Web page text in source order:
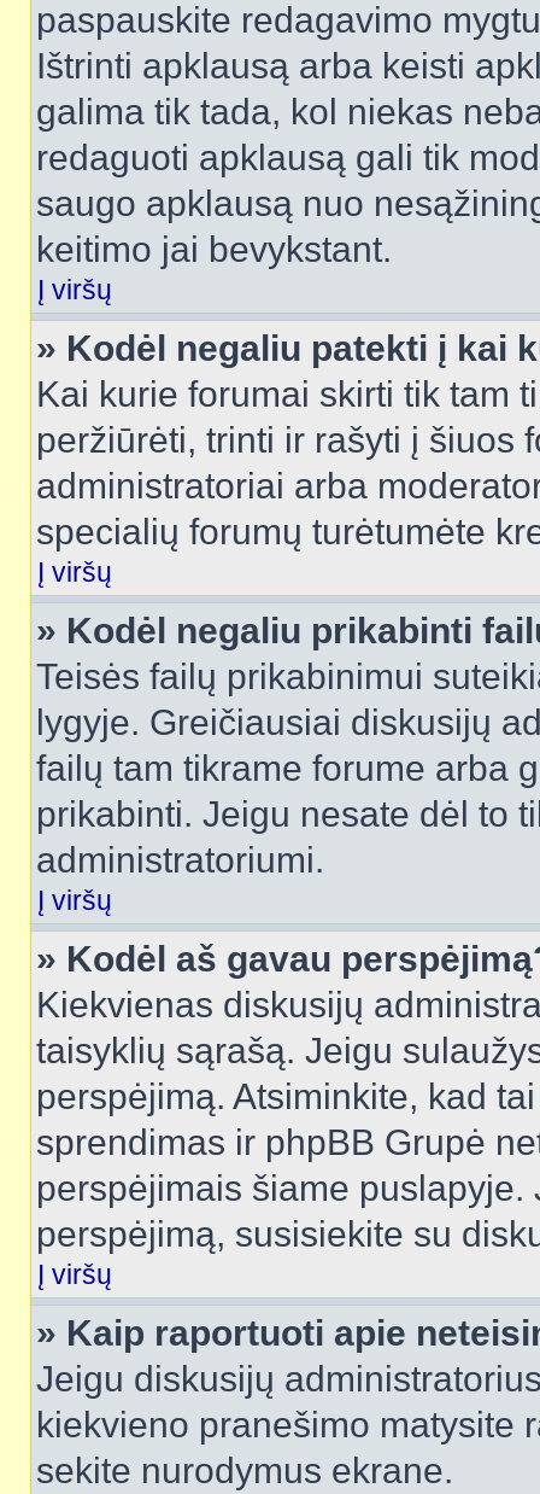
paspauskite redagavimo
Ištrinti apklausą arba keisti
galima tik tada, kol niekas
redaguoti apklausą gali tik
saugo apklausą nuo
keitimo jai bevykstant.
Į viršų
» Kodėl negaliu patekti į kai
Kai kurie forumai skirti tik tam
peržiūrėti, trinti ir rašyti į šiuos
administratoriai arba
specialių forumų turėtumėte
Į viršų
» Kodėl negaliu prikabinti
Teisės failų prikabinimui
lygyje. Greičiausiai diskusijų
failų tam tikrame forume arba
prikabinti. Jeigu nesate dėl to
administratoriumi.
Į viršų
» Kodėl aš gavau
Kiekvienas diskusijų
taisyklių sąrašą. Jeigu
perspėjimą. Atsiminkite, kad
sprendimas ir phpBB Grupė
perspėjimais šiame
perspėjimą, susisiekite su
Į viršų
» Kaip raportuoti apie
Jeigu diskusijų
kiekvieno pranešimo matysite
sekite nurodymus ekrane.